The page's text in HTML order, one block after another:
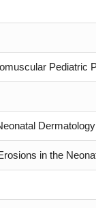
Pediatric
in the